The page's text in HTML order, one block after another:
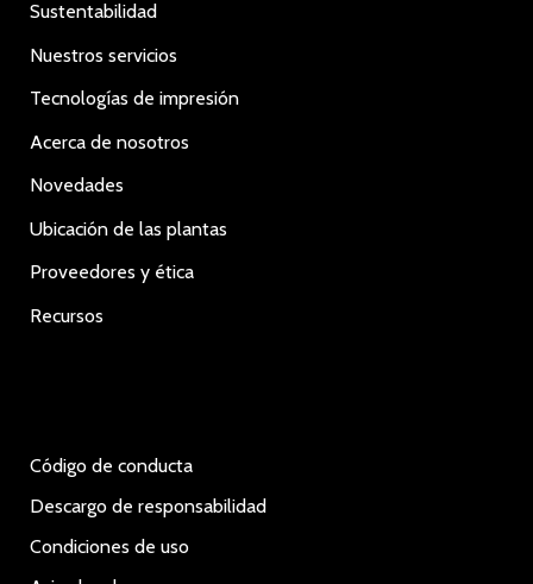
Sustentabilidad
Nuestros servicios
Tecnologías de impresión
Acerca de nosotros
Novedades
Ubicación de las plantas
Proveedores y ética
Recursos
Código de conducta
Descargo de responsabilidad
Condiciones de uso